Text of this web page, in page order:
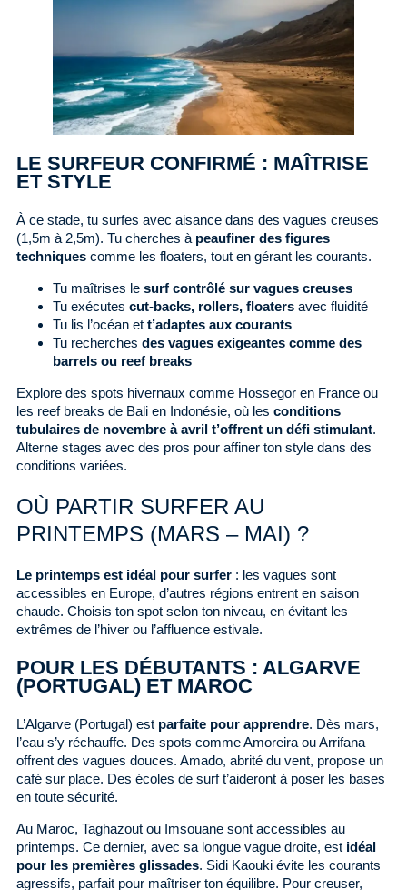
LE SURFEUR CONFIRMÉ : MAÎTRISE
ET STYLE
À ce stade, tu surfes avec aisance dans des vagues creuses
(1,5m à 2,5m). Tu cherches à peaufiner des figures
techniques comme les floaters, tout en gérant les courants.
Tu maîtrises le surf contrôlé sur vagues creuses
Tu exécutes cut-backs, rollers, floaters avec fluidité
Tu lis l’océan et t’adaptes aux courants
Tu recherches des vagues exigeantes comme des
barrels ou reef breaks
Explore des spots hivernaux comme Hossegor en France ou
les reef breaks de Bali en Indonésie, où les conditions
tubulaires de novembre à avril t’offrent un défi stimulant.
Alterne stages avec des pros pour affiner ton style dans des
conditions variées.
OÙ PARTIR SURFER AU
PRINTEMPS (MARS – MAI) ?
Le printemps est idéal pour surfer : les vagues sont
accessibles en Europe, d’autres régions entrent en saison
chaude. Choisis ton spot selon ton niveau, en évitant les
extrêmes de l’hiver ou l’affluence estivale.
POUR LES DÉBUTANTS : ALGARVE
(PORTUGAL) ET MAROC
L’Algarve (Portugal) est parfaite pour apprendre. Dès mars,
l’eau s’y réchauffe. Des spots comme Amoreira ou Arrifana
offrent des vagues douces. Amado, abrité du vent, propose un
café sur place. Des écoles de surf t’aideront à poser les bases
en toute sécurité.
Au Maroc, Taghazout ou Imsouane sont accessibles au
printemps. Ce dernier, avec sa longue vague droite, est idéal
pour les premières glissades. Sidi Kaouki évite les courants
agressifs, parfait pour maîtriser ton équilibre. Pour creuser,